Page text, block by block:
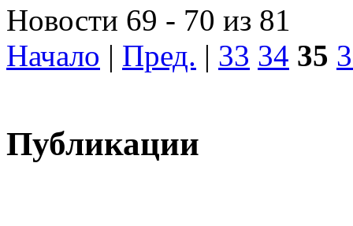
Новости 69 - 70 из 81
Начало | Пред. | 33 34 35
Публикации